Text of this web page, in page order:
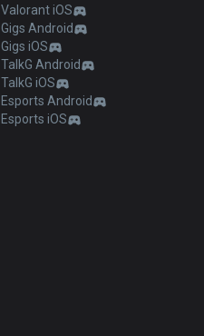
Valorant iOS
Gigs Android
Gigs iOS
TalkG Android
TalkG iOS
Esports Android
Esports iOS